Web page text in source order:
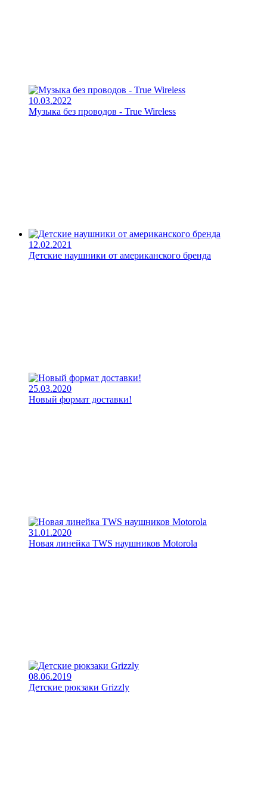
10.03.2022
Музыка без проводов - True Wireless
12.02.2021
Детские наушники от американского бренда
25.03.2020
Новый формат доставки!
31.01.2020
Новая линейка TWS наушников Motorola
08.06.2019
Детские рюкзаки Grizzly